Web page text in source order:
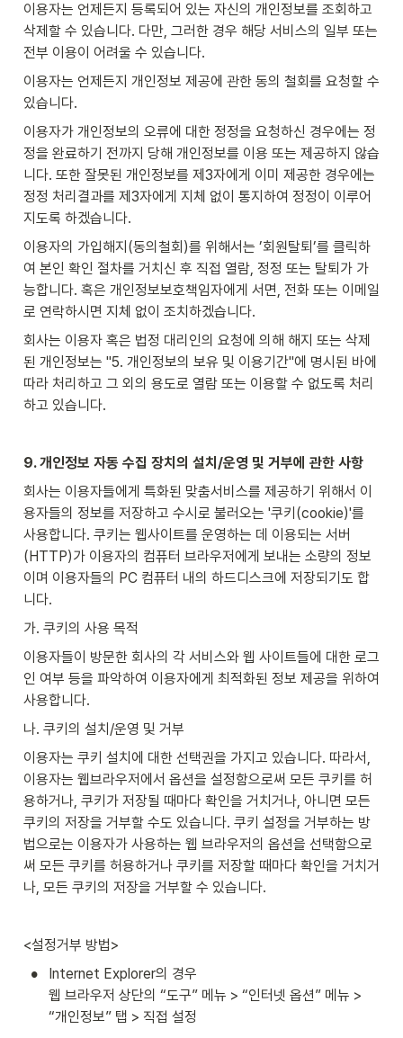
이용자는 언제든지 등록되어 있는 자신의 개인정보를 조회하고
삭제할 수 있습니다. 다만, 그러한 경우 해당 서비스의 일부 또는
전부 이용이 어려울 수 있습니다.
이용자는 언제든지 개인정보 제공에 관한 동의 철회를 요청할 수
있습니다.
이용자가 개인정보의 오류에 대한 정정을 요청하신 경우에는 정
정을 완료하기 전까지 당해 개인정보를 이용 또는 제공하지 않습
니다. 또한 잘못된 개인정보를 제3자에게 이미 제공한 경우에는
정정 처리결과를 제3자에게 지체 없이 통지하여 정정이 이루어
지도록 하겠습니다.
이용자의 가입해지(동의철회)를 위해서는 ’회원탈퇴’를 클릭하
여 본인 확인 절차를 거치신 후 직접 열람, 정정 또는 탈퇴가 가
능합니다. 혹은 개인정보보호책임자에게 서면, 전화 또는 이메일
로 연락하시면 지체 없이 조치하겠습니다.
회사는 이용자 혹은 법정 대리인의 요청에 의해 해지 또는 삭제
된 개인정보는 "5. 개인정보의 보유 및 이용기간"에 명시된 바에
따라 처리하고 그 외의 용도로 열람 또는 이용할 수 없도록 처리
하고 있습니다.
9. 개인정보 자동 수집 장치의 설치/운영 및 거부에 관한 사항
회사는 이용자들에게 특화된 맞춤서비스를 제공하기 위해서 이
용자들의 정보를 저장하고 수시로 불러오는 '쿠키(cookie)'를
사용합니다. 쿠키는 웹사이트를 운영하는 데 이용되는 서버
(HTTP)가 이용자의 컴퓨터 브라우저에게 보내는 소량의 정보
이며 이용자들의 PC 컴퓨터 내의 하드디스크에 저장되기도 합
니다.
가. 쿠키의 사용 목적
이용자들이 방문한 회사의 각 서비스와 웹 사이트들에 대한 로그
인 여부 등을 파악하여 이용자에게 최적화된 정보 제공을 위하여
사용합니다.
나. 쿠키의 설치/운영 및 거부
이용자는 쿠키 설치에 대한 선택권을 가지고 있습니다. 따라서,
이용자는 웹브라우저에서 옵션을 설정함으로써 모든 쿠키를 허
용하거나, 쿠키가 저장될 때마다 확인을 거치거나, 아니면 모든
쿠키의 저장을 거부할 수도 있습니다. 쿠키 설정을 거부하는 방
법으로는 이용자가 사용하는 웹 브라우저의 옵션을 선택함으로
써 모든 쿠키를 허용하거나 쿠키를 저장할 때마다 확인을 거치거
나, 모든 쿠키의 저장을 거부할 수 있습니다.
<설정거부 방법>
•
Internet Explorer의 경우
웹 브라우저 상단의 “도구” 메뉴 > “인터넷 옵션” 메뉴 >
“개인정보” 탭 > 직접 설정